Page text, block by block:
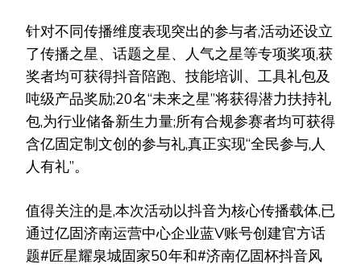
针对不同传播维度表现突出的参与者,活动还设立
了传播之星、话题之星、人气之星等专项奖项,获
奖者均可获得抖音陪跑、技能培训、工具礼包及
吨级产品奖励;20名“未来之星”将获得潜力扶持礼
包,为行业储备新生力量;所有合规参赛者均可获得
含亿固定制文创的参与礼,真正实现“全民参与,人
人有礼”。
值得关注的是,本次活动以抖音为核心传播载体,已
通过亿固济南运营中心企业蓝V账号创建官方话
题#匠星耀泉城固家50年和#济南亿固杯抖音风